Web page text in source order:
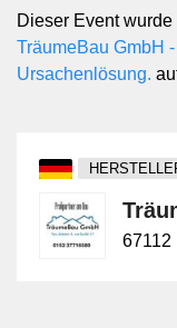
Dieser Event
TräumeBau GmbH
Ursachenlösung.
67112